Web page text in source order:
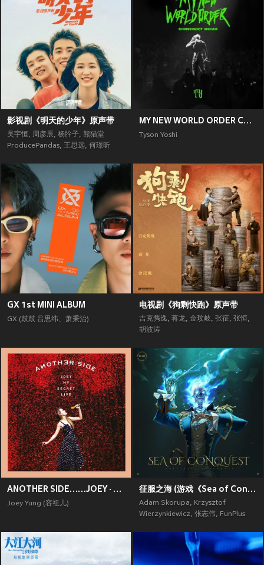
影视剧《明天的少年》原声带
吴宇恒, 周彦辰, 杨肸子, 熊猫堂
ProducePandas, 王思远, 何璟昕
MY NEW WORLD ORDER CONCERT 2022
Tyson Yoshi
GX 1st MINI ALBUM
GX (鼓鼓 吕思纬、萧秉治)
电视剧《狗剩快跑》原声带
吉克隽逸, 蒋龙, 金玟岐, 张征, 张恒,
胡波涛
ANOTHER SIDE……JOEY · MY SECRET · LIVE
Joey Yung (容祖儿)
征服之海 (游戏《Sea of Conquest》原声带)
Adam Skorupa, Krzysztof
Wierzynkiewicz, 张志伟, FunPlus